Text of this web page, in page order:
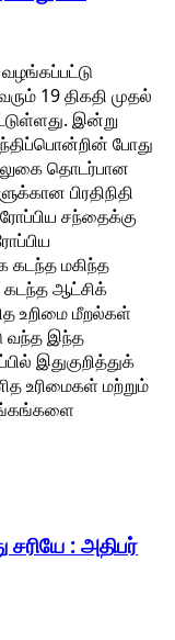
19 திகதி முதல்
இன்று
போது
தொடர்பான
பிரதிநிதி
சந்தைக்கு
கடந்த மகிந்த
கடந்த ஆட்சிக்
உறிமை மீறல்கள்
வந்த இந்த
இதுகுறித்துக்
உரிமைகள் மற்றும்
: அதிபர்